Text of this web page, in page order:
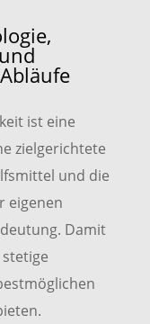
ist eine
zielgerichtete
und die
eigenen
Damit